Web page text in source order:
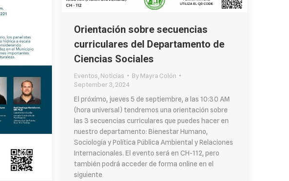
Orientación sobre secuencias
curriculares del Departamento de
Ciencias Sociales
Eventos Noticias ByMayra Colón
September 3, 2024
El próximo, jueves 5 de septiembre, a las 10:30 AM
(hora universal) tendremos una orientación sobre
las 3 secuencias curriculares que puedes hacer en
nuestro departamento: Bienestar Humano,
Sociología y Política Pública Ambiental y Relaciones
Internacionales. El evento será en CH-112, pero
también podrá acceder de forma online en el
siguiente